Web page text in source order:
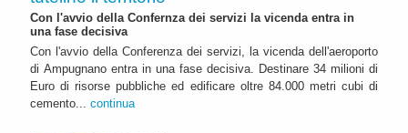
Con l'avvio della Confernza dei servizi la vicenda entra in
una fase decisiva
Con l'avvio della Conferenza dei servizi, la vicenda dell'aeroporto
di Ampugnano entra in una fase decisiva. Destinare 34 milioni di
Euro di risorse pubbliche ed edificare oltre 84.000 metri cubi di
cemento... continua